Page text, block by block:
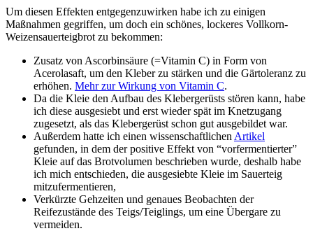
Um diesen Effekten entgegenzuwirken habe ich zu einigen
Maßnahmen gegriffen, um doch ein schönes, lockeres Vollkorn-
Weizensauerteigbrot zu bekommen:
Zusatz von Ascorbinsäure (=Vitamin C) in Form von
Acerolasaft, um den Kleber zu stärken und die Gärtoleranz zu
erhöhen. Mehr zur Wirkung von Vitamin C.
Da die Kleie den Aufbau des Klebergerüsts stören kann, habe
ich diese ausgesiebt und erst wieder spät im Knetzugang
zugesetzt, als das Klebergerüst schon gut ausgebildet war.
Außerdem hatte ich einen wissenschaftlichen Artikel
gefunden, in dem der positive Effekt von “vorfermentierter”
Kleie auf das Brotvolumen beschrieben wurde, deshalb habe
ich mich entschieden, die ausgesiebte Kleie im Sauerteig
mitzufermentieren,
Verkürzte Gehzeiten und genaues Beobachten der
Reifezustände des Teigs/Teiglings, um eine Übergare zu
vermeiden.